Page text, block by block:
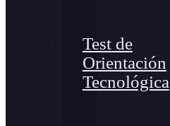
Test de
Orientación
Tecnológica